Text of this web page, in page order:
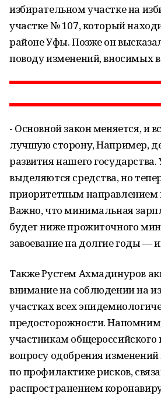
избирательном участке на
участке № 107, который
районе Уфы. Позже он
поводу изменений, вносимых
- Основной закон меняется, и
лучшую сторону, Например,
развития нашего государства.
выделяются средства, но
приоритетным направлением
Важно, что минимальная
будет ниже прожиточного
завоевание на долгие годы —
Также Рустем Ахмадинуров
внимание на соблюдении на
участках всех
предосторожности.
участникам общероссийского
вопросу одобрения
по профилактике рисков,
распространением